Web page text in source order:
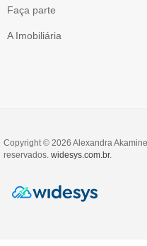
Faça parte
A Imobiliária
Copyright © 2026 Alexandra
reservados. widesys.com.br.